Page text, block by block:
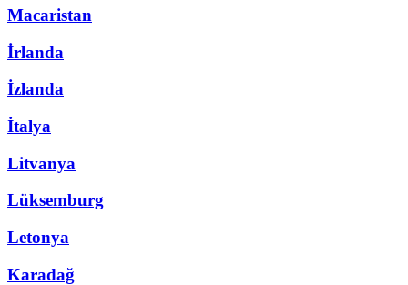
Macaristan
İrlanda
İzlanda
İtalya
Litvanya
Lüksemburg
Letonya
Karadağ